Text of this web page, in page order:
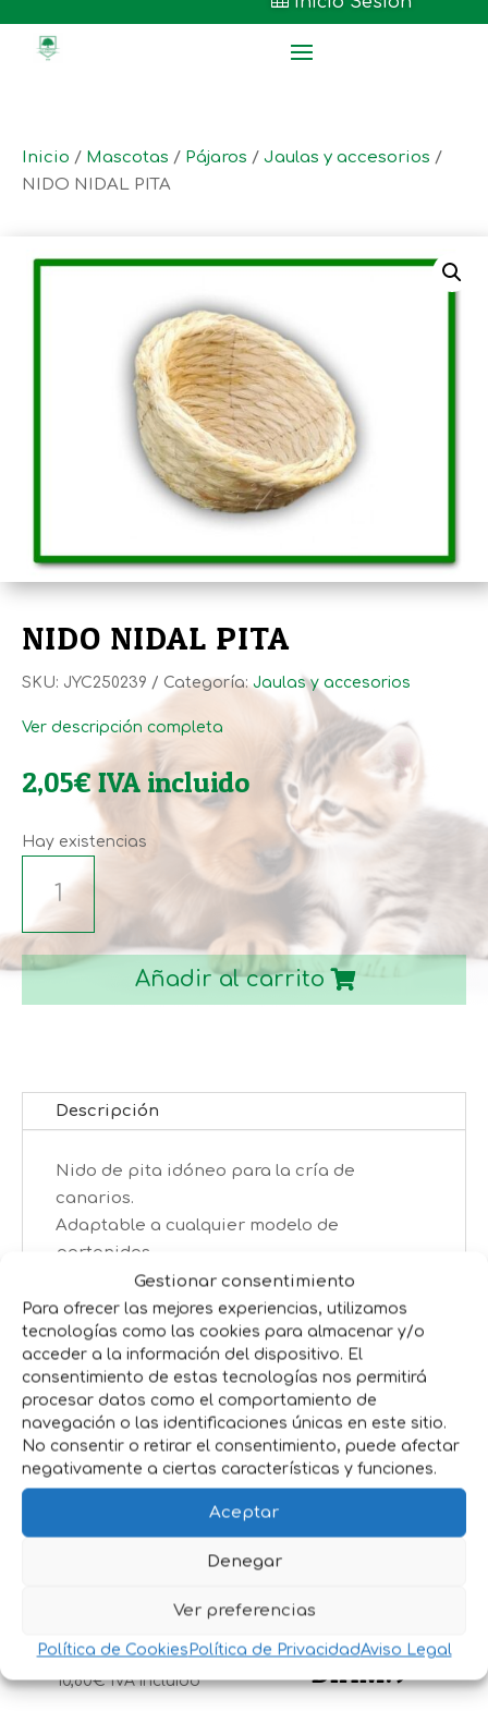
Gestionar consentimiento
Para ofrecer las mejores experiencias, utilizamos
tecnologías como las cookies para almacenar y/o
acceder a la información del dispositivo. El
consentimiento de estas tecnologías nos permitirá
procesar datos como el comportamiento de
navegación o las identificaciones únicas en este sitio.
No consentir o retirar el consentimiento, puede afectar
negativamente a ciertas características y funciones.
Aceptar
Denegar
Ver preferencias
Política de Cookies Política de PrivacidadAviso Legal
Inicio / Mascotas / Pájaros / Jaulas y accesorios /
NIDO NIDAL PITA
NIDO NIDAL PITA
SKU: JYC250239 Categoría: Jaulas y accesorios
Ver descripción completa
2,05€IVA incluido
Hay existencias
PITA
Añadir al carrito
Descripción
Nido de pita idóneo para la cría de
canarios.
Adaptable a cualquier modelo de
portanidos.
Calidad insuperable.
Productos relacionados
JAULA PAJAROS
A100
10,80€ IVA incluido
NIDO PAJAROS
FIELTRO
DIAM.9